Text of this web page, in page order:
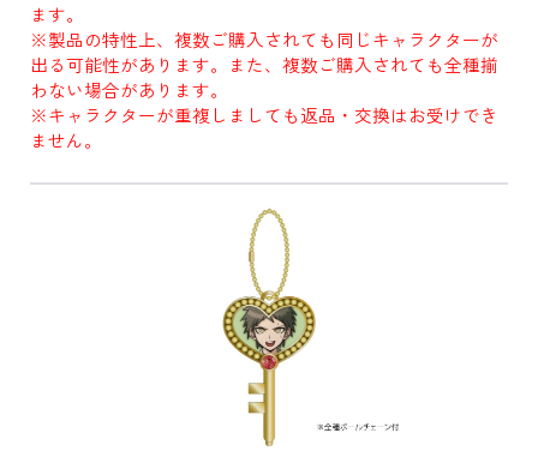
ます。
※製品の特性上、複数ご購入されても同じキャラクターが
出る可能性があります。また、複数ご購入されても全種揃
わない場合があります。
※キャラクターが重複しましても返品・交換はお受けでき
ません。